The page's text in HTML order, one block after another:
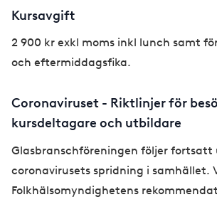
Kursavgift
2 900 kr exkl moms inkl lunch samt
och eftermiddagsfika.
Coronaviruset - Riktlinjer för
kursdeltagare och utbildare
Glasbranschföreningen följer fortsatt
coronavirusets spridning i samhället.
Folkhälsomyndighetens